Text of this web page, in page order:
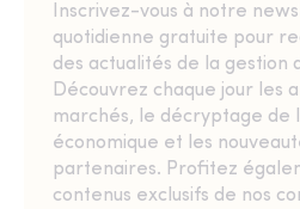
Inscrivez-vous à notre
quotidienne gratuite pour
des actualités de la gestion
Découvrez chaque jour les
marchés, le décryptage de
économique et les
partenaires. Profitez
contenus exclusifs de nos